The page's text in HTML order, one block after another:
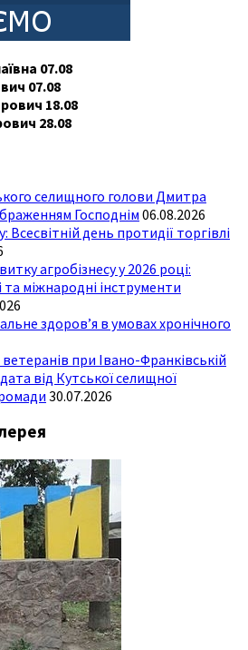
07.08
07.08
18.08
28.08
селищного голови Дмитра
Господнім 06.08.2026
Всесвітній день протидії торгівлі
агробізнесу у 2026 році:
та міжнародні інструменти
здоров’я в умовах хронічного
при Івано-Франківській
від Кутської селищної
30.07.2026